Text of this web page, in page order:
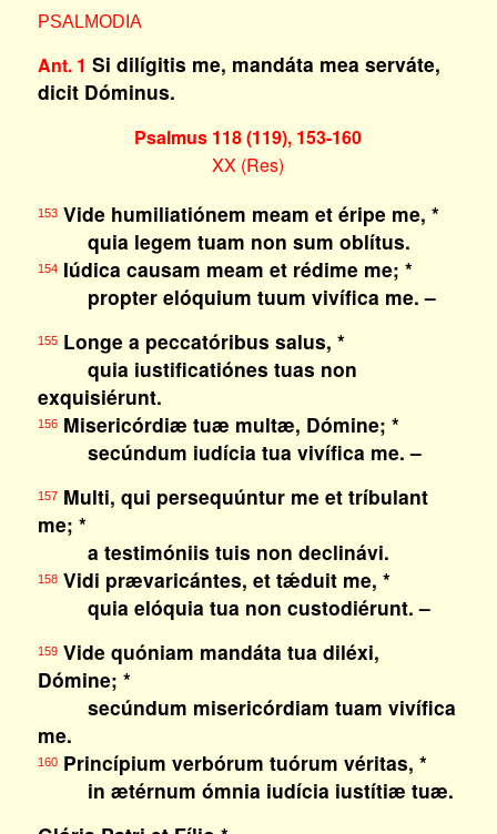
PSALMODIA
Ant. 1 Si dilígitis me, mandáta mea serváte,
dicit Dóminus.
Psalmus 118 (119), 153-160
XX (Res)
153Vide humiliatiónem meam et éripe me, *
quia legem tuam non sum oblítus.
154Iúdica causam meam et rédime me; *
propter elóquium tuum vivífica me. –
155Longe a peccatóribus salus, *
quia iustificatiónes tuas non
exquisiérunt.
156Misericórdiæ tuæ multæ, Dómine; *
secúndum iudícia tua vivífica me. –
157Multi, qui persequúntur me et tríbulant
me; *
a testimóniis tuis non declinávi.
158Vidi prævaricántes, et tǽduit me, *
quia elóquia tua non custodiérunt. –
159Vide quóniam mandáta tua diléxi,
Dómine; *
secúndum misericórdiam tuam vivífica
me.
160Princípium verbórum tuórum véritas, *
in ætérnum ómnia iudícia iustítiæ tuæ.